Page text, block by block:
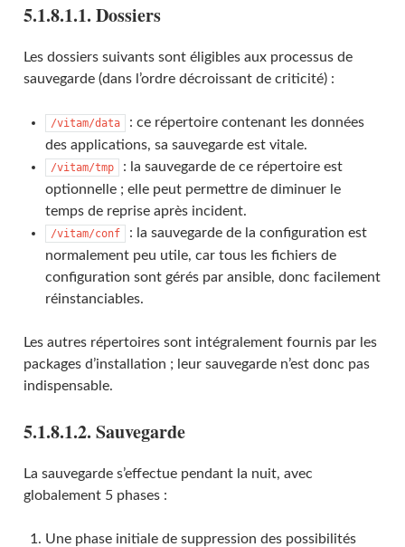
5.1.8.1.1. Dossiers
Les dossiers suivants sont éligibles aux processus de
sauvegarde (dans l’ordre décroissant de criticité) :
/vitam/data
: ce répertoire contenant les données
des applications, sa sauvegarde est vitale.
/vitam/tmp
: la sauvegarde de ce répertoire est
optionnelle ; elle peut permettre de diminuer le
temps de reprise après incident.
/vitam/conf
: la sauvegarde de la configuration est
normalement peu utile, car tous les fichiers de
configuration sont gérés par ansible, donc facilement
réinstanciables.
Les autres répertoires sont intégralement fournis par les
packages d’installation ; leur sauvegarde n’est donc pas
indispensable.
5.1.8.1.2. Sauvegarde
La sauvegarde s’effectue pendant la nuit, avec
globalement 5 phases :
Une phase initiale de suppression des possibilités